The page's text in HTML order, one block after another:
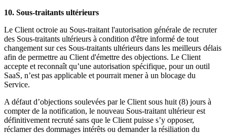
10. Sous-traitants ultérieurs
Le Client octroie au Sous-traitant l'autorisation générale de recruter
des Sous-traitants ultérieurs à condition d'être informé de tout
changement sur ces Sous-traitants ultérieurs dans les meilleurs délais
afin de permettre au Client d'émettre des objections. Le Client
accepte et reconnaît qu’une autorisation spécifique, pour un outil
SaaS, n’est pas applicable et pourrait mener à un blocage du
Service.
A défaut d’objections soulevées par le Client sous huit (8) jours à
compter de la notification, le nouveau Sous-traitant ultérieur est
définitivement recruté sans que le Client puisse s’y opposer,
réclamer des dommages intérêts ou demander la résiliation du